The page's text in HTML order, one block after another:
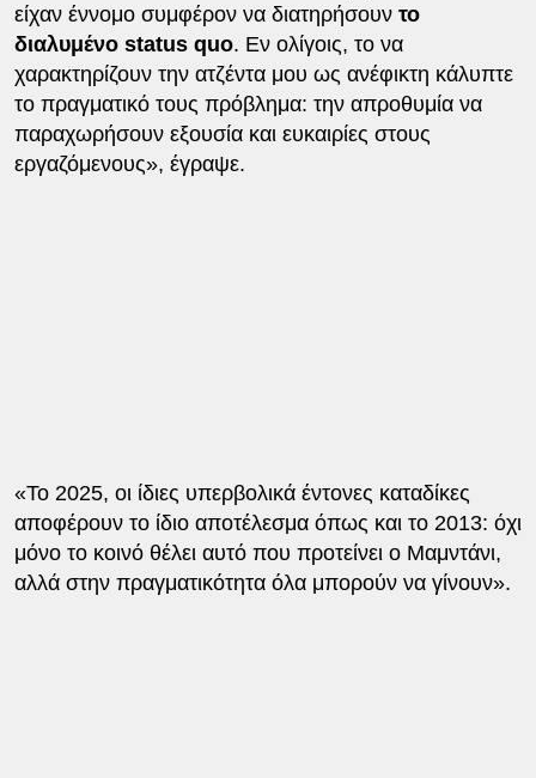
είχαν έννομο συμφέρον να διατηρήσουν το
διαλυμένο status quo. Εν ολίγοις, το να
χαρακτηρίζουν την ατζέντα μου ως ανέφικτη κάλυπτε
το πραγματικό τους πρόβλημα: την απροθυμία να
παραχωρήσουν εξουσία και ευκαιρίες στους
εργαζόμενους», έγραψε.
«Το 2025, οι ίδιες υπερβολικά έντονες καταδίκες
αποφέρουν το ίδιο αποτέλεσμα όπως και το 2013: όχι
μόνο το κοινό θέλει αυτό που προτείνει ο Μαμντάνι,
αλλά στην πραγματικότητα όλα μπορούν να γίνουν».